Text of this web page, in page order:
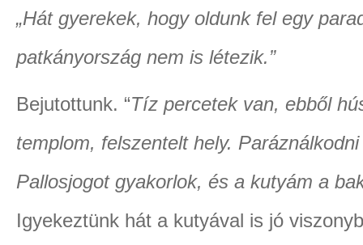
„Hát gyerekek, hogy oldunk fel egy
patkányország nem is létezik.”
Bejutottunk. “Tíz percetek van, ebből
templom, felszentelt hely.
Pallosjogot gyakorlok, és a kutyám a
Igyekeztünk hát a kutyával is jó